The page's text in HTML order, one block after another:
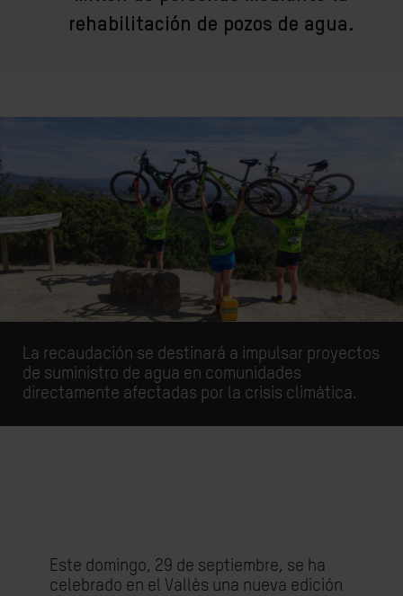
rehabilitación de pozos de agua.
La recaudación se destinará a impulsar proyectos
de suministro de agua en comunidades
directamente afectadas por la crisis climática.
Este domingo, 29 de septiembre, se ha
celebrado en el Vallès una nueva edición